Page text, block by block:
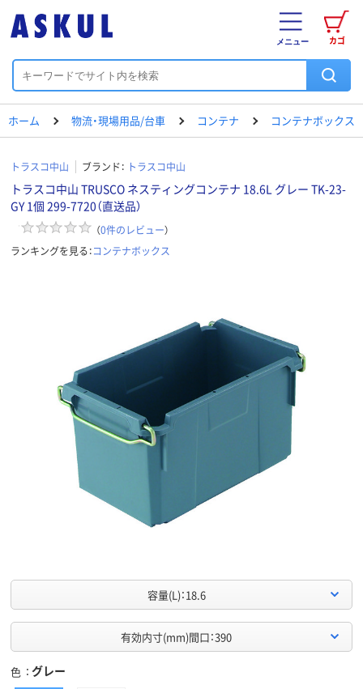
カゴ
メニュー
ホーム 物流・現場用品/台車 コンテナ コンテナボックス
トラスコ中山 ブランド： トラスコ中山
トラスコ中山 TRUSCO ネスティングコンテナ 18.6L グレー TK-23-
GY 1個 299-7720（直送品）
（0件のレビュー）
ランキングを見る：コンテナボックス
容量(L)：18.6
有効内寸(mm)間口：390
色 グレー